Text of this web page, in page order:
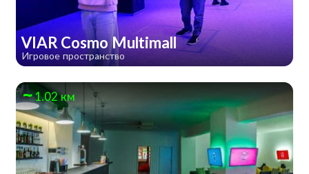
VIAR Cosmo Multimall
Игровое пространство
1.02 км